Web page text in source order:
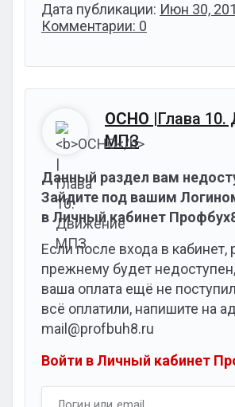
Дата публикации: Июн 30,
Комментарии: 0
ОСНО |Глава
МПЗ
Данный раздел вам
Зайдите под вашим
в Личный кабинет
Если после входа в кабинет,
прежнему будет
ваша оплата ещё не
всё оплатили, напишите на
mail@profbuh8.ru
Войти в Личный кабинет